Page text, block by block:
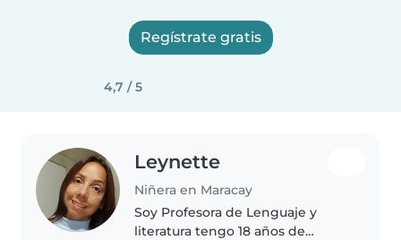
Regístrate gratis
4,7 / 5
Leynette
Niñera en Maracay
Soy Profesora de Lenguaje y
literatura tengo 18 años de